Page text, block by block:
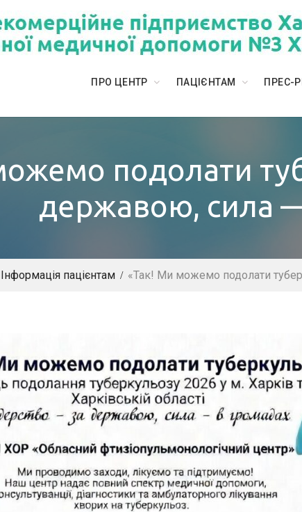
ПРО ЦЕНТР ПАЦІЄНТАМ ПРЕС-
подолати
державою, сила
Інформація пацієнтам «Так! Ми можемо подолати